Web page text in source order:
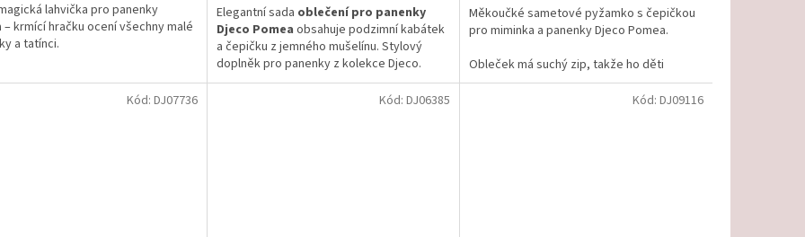
lahvička pro panenky
– krmící hračku ocení všechny malé
a tatínci.
kouzelná láhev je skvělá pro hru na
Elegantní sada oblečení pro panenky
Djeco Pomea obsahuje podzimní kabátek
a čepičku z jemného mušelínu. Stylový
doplněk pro panenky z kolekce Djeco.
Kabátek má suchý zip, takže ho děti
Měkoučké sametové pyžamko s čepičkou
pro miminka a panenky Djeco Pomea.
Obleček má suchý zip, takže ho děti
panenkám snadno oblékají.
Kód: DJ07736 Kód: DJ06385 Kód: DJ09116